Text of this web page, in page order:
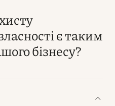
є таким
бізнесу?